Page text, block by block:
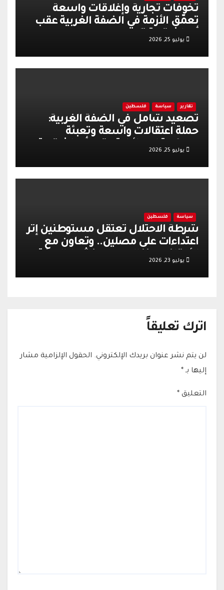
تخوفات تجارية وإغلاقات واسعة
تعمّق الأزمة في الضفة الغربية عقب
أحداث قرية تل
يوليو 25, 2026
تقارير سياسة فلسطين
تصعيد شامل في الضفة الغربية:
حملة اعتقالات واسعة وتعبئة
عسكرية إسرائيلية عقب أحداث قرية
يوليو 25, 2026
سياسة فلسطين
شرطة الاحتلال تعتقل مستوطنين إثر
اعتداءات على مصلين.. وتعاون مع
الأوقاف يعزز الهدوء وينشط الحركة
يوليو 23, 2026
اترك تعليقاً
لن يتم نشر عنوان بريدك الإلكتروني. الحقول الإلزامية مشار
إليها بـ *
التعليق *